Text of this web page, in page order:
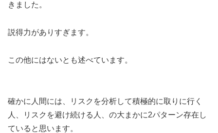
きました。
説得力がありすぎます。
この他にはないとも述べています。
確かに人間には、リスクを分析して積極的に取りに行く
人、リスクを避け続ける人、の大まかに2パターン存在し
ていると思います。